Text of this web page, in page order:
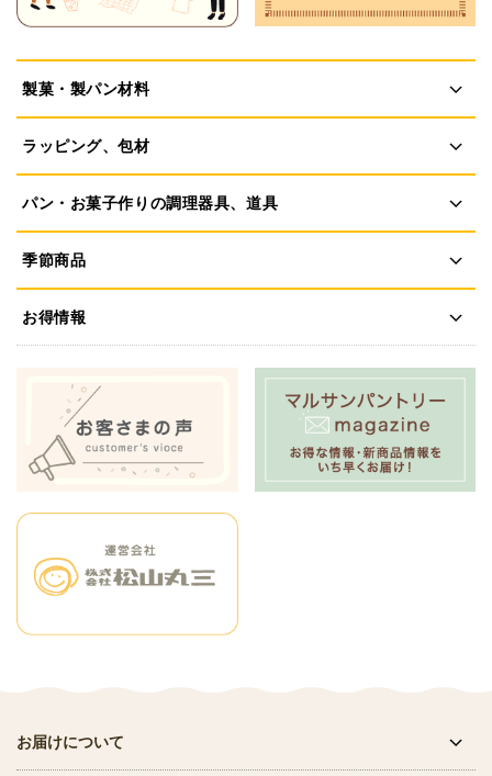
製菓・製パン材料
ラッピング、包材
パン・お菓子作りの調理器具、道具
季節商品
お得情報
お届けについて